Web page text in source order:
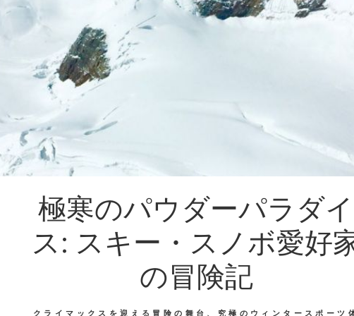
極寒のパウダーパラダイ
ス: スキー・スノボ愛好
の冒険記
クライマックスを迎える冒険の舞台、究極のウィンタースポーツ